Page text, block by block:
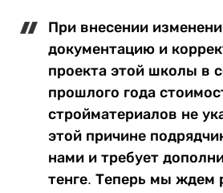
При внесении
документацию и
проекта этой школы в
прошлого года
стройматериалов не
этой причине
нами и требует
тенге. Теперь мы ждем